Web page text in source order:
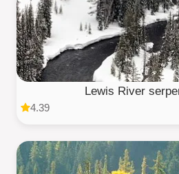
Lewis River
4.39